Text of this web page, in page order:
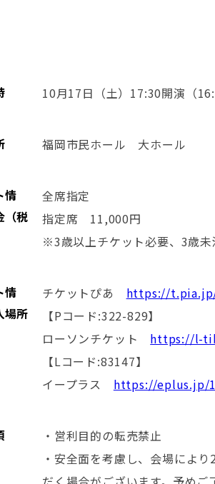
10⽉17⽇（土）17:30開演（
福岡市民ホール 大ホール
情
（税
全席指定
指定席 11,000円
※3歳以上チケット必要、3歳
情
場所
チケットぴあ https://
【Pコード:322-829】
ローソンチケット https://l-
【Lコード:83147】
イープラス https://eplus.jp/
・営利目的の転売禁止
・安全⾯を考慮し、会場によ